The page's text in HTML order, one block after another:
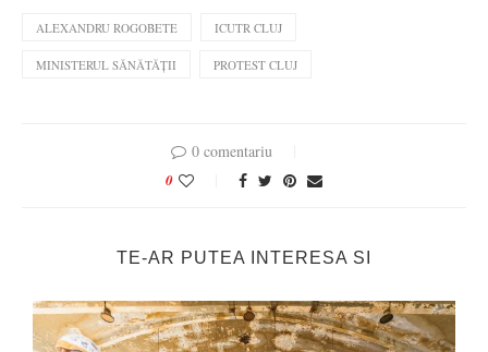
ALEXANDRU ROGOBETE ICUTR CLUJ
MINISTERUL SĂNĂTĂȚII PROTEST CLUJ
0 comentariu
0
TE-AR PUTEA INTERESA SI